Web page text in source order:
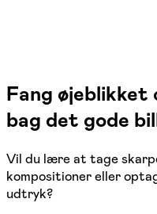
Fang
bag det gode
Vil du lære at tage
kompositioner eller
udtryk?